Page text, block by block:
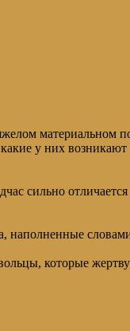
материальном
у них
сильно
наполненные
которые